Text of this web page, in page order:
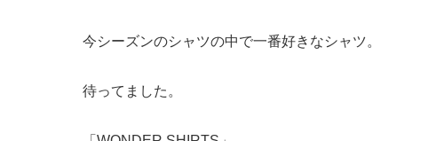
今シーズンのシャツの中で一番好きなシャツ。
待ってました。